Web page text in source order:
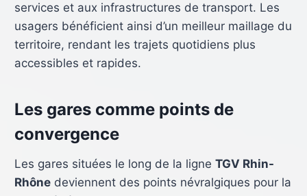
services et aux infrastructures de transport. Les
usagers bénéficient ainsi d’un meilleur maillage du
territoire, rendant les trajets quotidiens plus
accessibles et rapides.
Les gares comme points de
convergence
Les gares situées le long de la ligne TGV Rhin-
Rhônedeviennent des points névralgiques pour la